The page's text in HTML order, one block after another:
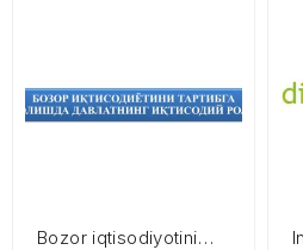
Bozor iqtisodiyotini